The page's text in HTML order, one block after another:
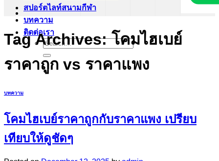
สปอร์ตไลท์สนามกีฬา
บทความ
ติดต่อเรา
Search
for:
Tag Archives:โคมไฮเบย์
ราคาถูก vs ราคาแพง
บทความ
โคมไฮเบย์ราคาถูกกับราคาแพง เปรียบ
เทียบให้ดูชัดๆ